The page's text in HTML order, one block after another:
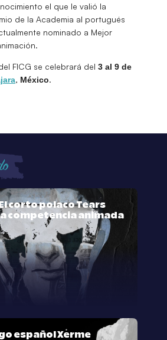
el que le valió la
de la Academia al portugués
nominado a Mejor
FICG se celebrará del 3 al 9 de
, México.
El corto polaco Tears
competencia animada
español Xerme